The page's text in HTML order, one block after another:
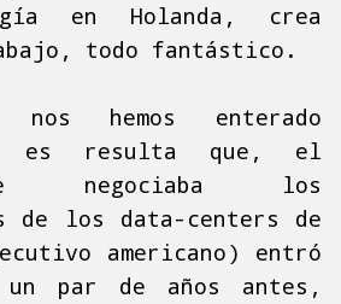
en Holanda, crea
todo fantástico.
hemos enterado
es resulta que, el
negociaba los
de los data-centers de
americano) entró
par de años antes,